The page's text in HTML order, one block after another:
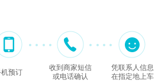
预订
收到商家短信
或电话确认
凭联系人信息
在指定地上车